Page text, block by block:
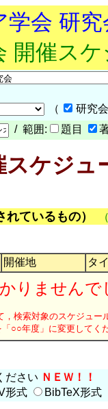
学会 研
開催ス
（
研究
/ 範囲: 題目
スケジュ
ているもの）
開催地 タ
りませんで
検索対象のスケジュー
○○年度」に変更してく
ださい ＮＥＷ！！
形式 BibTeX形式